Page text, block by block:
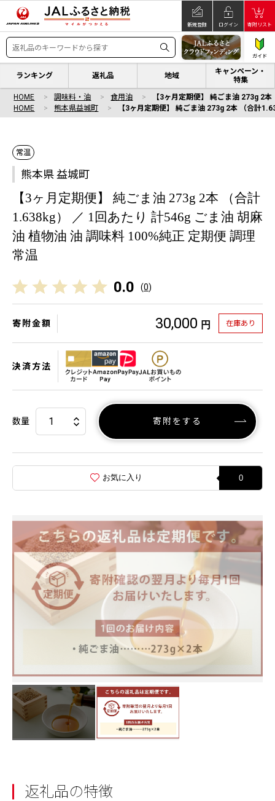
新規登録 ログイン 寄附リスト
ガイド
ランキング 返礼品 地域
キャンペーン・
特集
HOME 調味料・油 食用油
【3ヶ月定期便】 純ごま油 273g 2
HOME
熊本県益城町 【3ヶ月定期便】 純ごま油 273g 2本 （合計
常温
熊本県 益城町
【3ヶ月定期便】 純ごま油 273g 2本 （合計
1.638kg） ／ 1回あたり 計546g ごま油 胡麻
油 植物油 油 調味料 100%純正 定期便 調理
常温
0.0 (0)
寄附金額 30,000 円 在庫あり
決済方法
数量 寄附をする
お気に入り 0
返礼品の特徴